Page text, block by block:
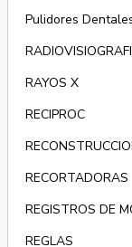
Pulidores
RAYOS X
RECIPROC
RECORTADORAS
REGISTROS DE
REGLAS